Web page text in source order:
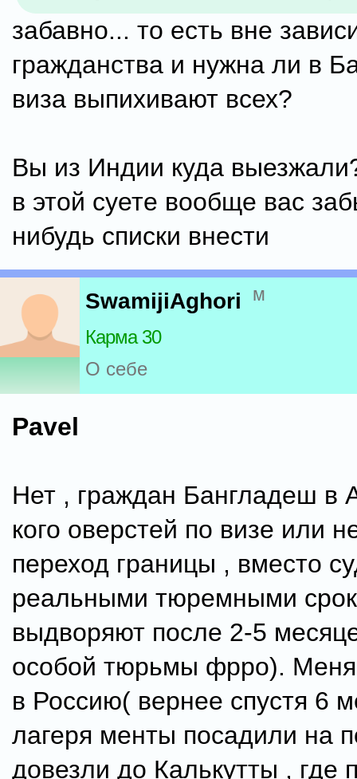
забавно... то есть вне
гражданства и нужна ли в
виза выпихивают всех?
Вы из Индии куда
в этой суете вообще вас
нибудь списки внести
SwamijiAghori м
Карма 30
О себе
Pavel
Нет , граждан Бангладеш в
кого оверстей по визе или
переход границы , вместо
реальными тюремными
выдворяют после 2-5
особой тюрьмы фрро).
в Россию( вернее спустя 6
лагеря менты посадили на
довезли до Калькутты , где